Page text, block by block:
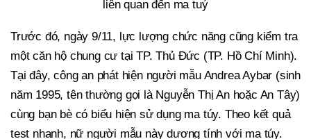
liên quan đến ma tuý
Trước đó, ngày 9/11, lực lượng chức năng cũng kiểm tra
một căn hộ chung cư tại TP. Thủ Đức (TP. Hồ Chí Minh).
Tại đây, công an phát hiện người mẫu Andrea Aybar (sinh
năm 1995, tên thường gọi là Nguyễn Thị An hoặc An Tây)
cùng bạn bè có biểu hiện sử dụng ma túy. Theo kết quả
test nhanh, nữ người mẫu này dương tính với ma túy.